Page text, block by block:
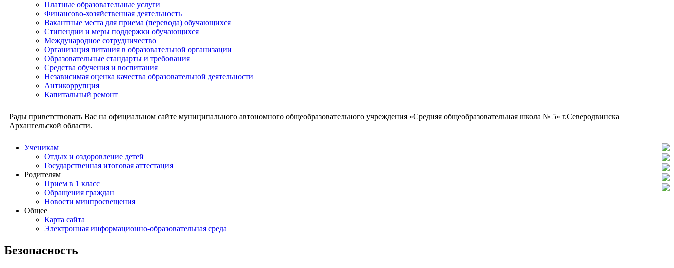
Платные образовательные услуги
Финансово-хозяйственная деятельность
Вакантные места для приема (перевода) обучающихся
Стипендии и меры поддержки обучающихся
Международное сотрудничество
Организация питания в образовательной организации
Образовательные стандарты и требования
Средства обучения и воспитания
Независимая оценка качества образовательной деятельности
Антикоррупция
Капитальный ремонт
Рады приветствовать Вас на официальном сайте муниципального автономного общеобразовательного учреждения «Средняя общеобразовательная школа № 5» г.Северодвинска
Архангельской области.
Ученикам
Отдых и оздоровление детей
Государственная итоговая аттестация
Родителям
Прием в 1 класс
Обращения граждан
Новости минпросвещения
Общее
Карта сайта
Электронная информационно-образовательная среда
Безопасность